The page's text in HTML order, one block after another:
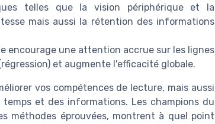
telles que la vision périphérique et la
mais aussi la rétention des informations
encourage une attention accrue sur les lignes
et augmente l'efficacité globale.
vos compétences de lecture, mais aussi
et des informations. Les champions du
méthodes éprouvées, montrent à quel point